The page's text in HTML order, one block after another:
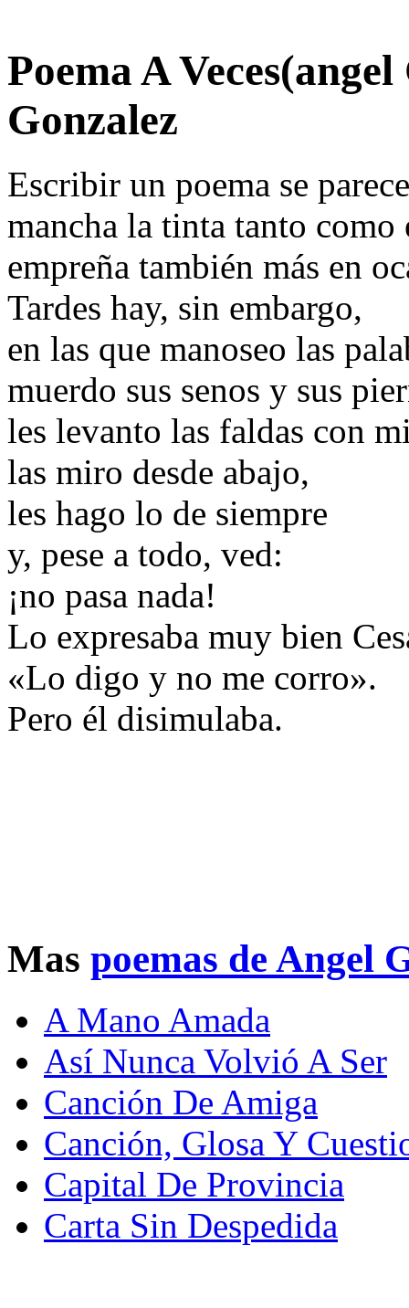
Poema A
Gonzalez
Escribir un poema se
mancha la tinta tanto como
empreña también más en
Tardes hay, sin embargo,
en las que manoseo las
muerdo sus senos y sus
les levanto las faldas con
las miro desde abajo,
les hago lo de siempre
y, pese a todo, ved:
¡no pasa nada!
Lo expresaba muy bien
«Lo digo y no me corro».
Pero él disimulaba.
Mas poemas de Angel
A Mano Amada
Así Nunca Volvió A Ser
Canción De Amiga
Canción, Glosa Y
Capital De Provincia
Carta Sin Despedida